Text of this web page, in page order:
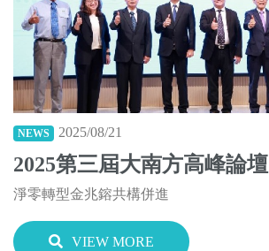
NEWS 2025/08/21
2025第三屆大南方高峰論壇
淨零轉型金兆鎔共構併進
VIEW MORE